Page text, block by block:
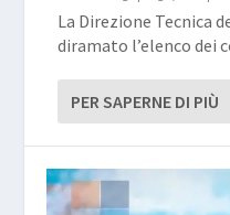
La Direzione Tecnica
diramato l’elenco dei
PER SAPERNE DI PIÙ